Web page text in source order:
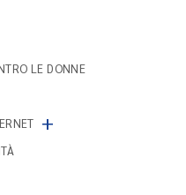
LE DONNE
+